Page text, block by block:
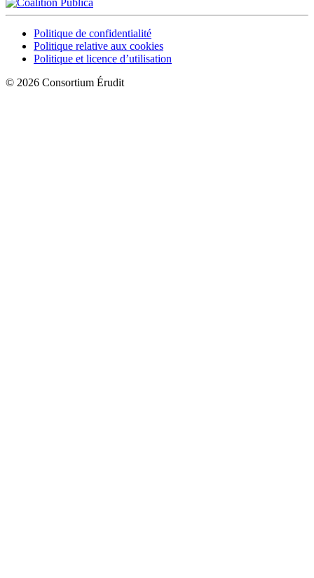
Politique de confidentialité
Politique relative aux cookies
Politique et licence d’utilisation
© 2026 Consortium Érudit